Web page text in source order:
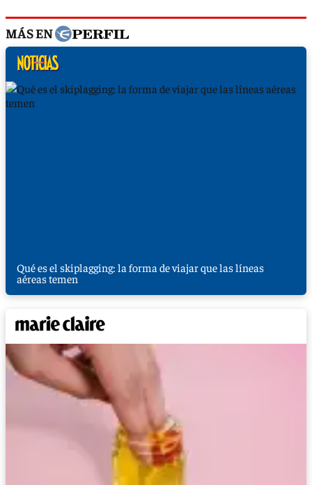
MÁS EN
Qué es el skiplagging: la forma de viajar que las líneas
aéreas temen